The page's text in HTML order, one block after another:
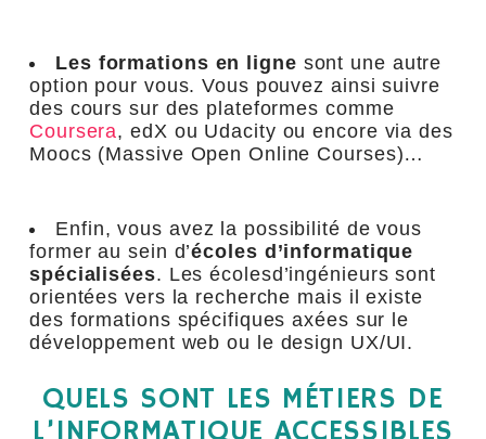
Les formations en ligne sont une autre
option pour vous. Vous pouvez ainsi suivre
des cours sur des plateformes comme
Coursera, edX ou Udacity ou encore via des
Moocs (Massive Open Online Courses)…
Enfin, vous avez la possibilité de vous
former au sein d’écoles d’informatique
spécialisées. Les écolesd’ingénieurs sont
orientées vers la recherche mais il existe
des formations spécifiques axées sur le
développement web ou le design UX/UI.
QUELS SONT LES MÉTIERS DE
L’INFORMATIQUE ACCESSIBLES